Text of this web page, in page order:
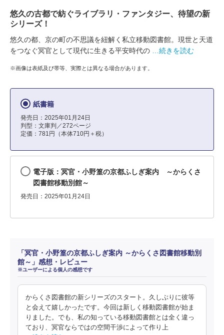
悠久の古都で紡ぐライブラリ・ファンタジー、待望の新
シリーズ！
悠久の都、京の町の不思議を紐解く私立移動図書館。現世と天道
をつなぐ冥官として現代に生きる平安時代の
…続きを読む
※画像は表紙及び帯等、実際とは異なる場合があります。
紙書籍
発売日：2025年01月24日
判型：文庫判／272ページ
定価：781円（本体710円＋税）
電子版：冥官・小野篁の京都ふしぎ案内 ～からくさ
図書館移動別館～
発売日：2025年01月24日
「冥官・小野篁の京都ふしぎ案内 ～からくさ図書館移動別
館～」感想・レビュー
※ユーザーによる個人の感想です
からくさ図書館の新シリーズのスタート。久しぶりに彼等
と会えて嬉しかったです。今回は新しく移動図書館が始ま
りました。でも、私の知っている移動図書館とは全く違っ
ており、冥官ならではの空間干渉によって作り上